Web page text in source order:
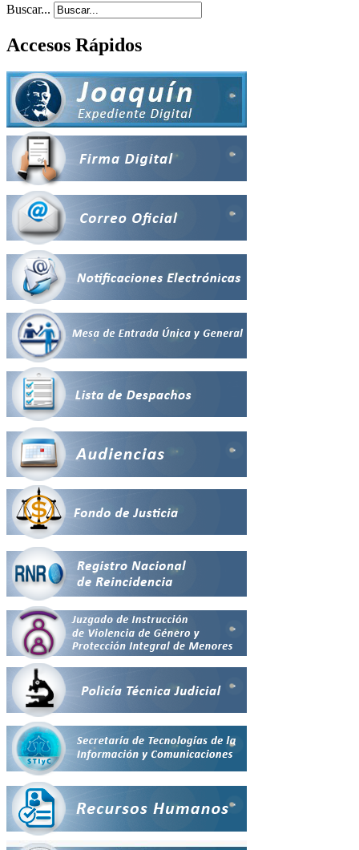
Buscar...
Accesos Rápidos